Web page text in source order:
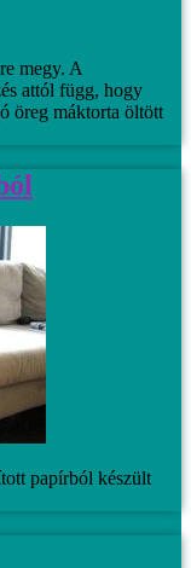
megy. A
attól függ, hogy
öreg máktorta öltött
papírból készült